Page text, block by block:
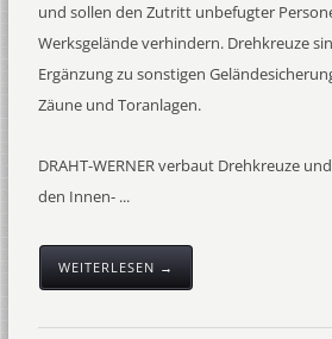
und sollen den Zutritt unbefugter
Werksgelände verhindern. Drehkreuze
Ergänzung zu sonstigen
Zäune und Toranlagen.
DRAHT-WERNER verbaut Drehkreuze
den Innen- ...
WEITERLESEN →